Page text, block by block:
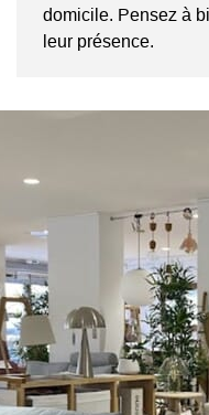
domicile. Pensez à
leur présence.